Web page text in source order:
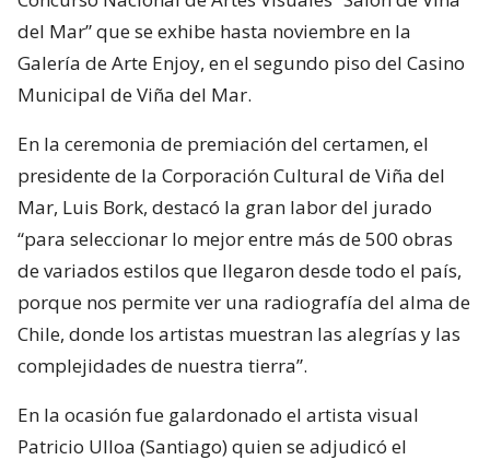
del Mar” que se exhibe hasta noviembre en la
Galería de Arte Enjoy, en el segundo piso del Casino
Municipal de Viña del Mar.
En la ceremonia de premiación del certamen, el
presidente de la Corporación Cultural de Viña del
Mar, Luis Bork, destacó la gran labor del jurado
“para seleccionar lo mejor entre más de 500 obras
de variados estilos que llegaron desde todo el país,
porque nos permite ver una radiografía del alma de
Chile, donde los artistas muestran las alegrías y las
complejidades de nuestra tierra”.
En la ocasión fue galardonado el artista visual
Patricio Ulloa (Santiago) quien se adjudicó el